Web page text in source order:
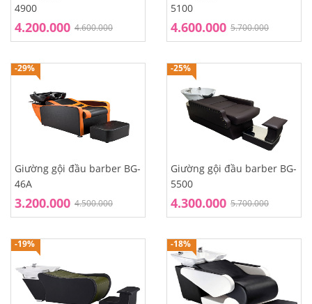
4900
4.600.000
4.200.000
5100
5.700.000
4.600.000
-29%
Giường gội đầu barber BG-
46A
4.500.000
3.200.000
-25%
Giường gội đầu barber BG-
5500
5.700.000
4.300.000
-19% -18%